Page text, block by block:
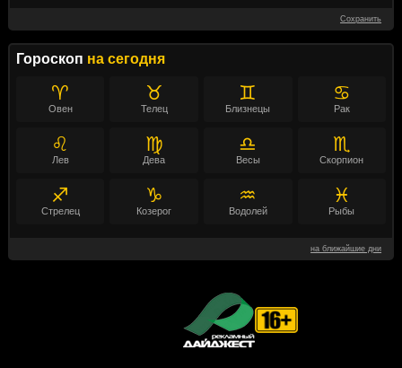
Сохранить
Гороскоп на сегодня
♈
Овен
♉
Телец
♊
Близнецы
♋
Рак
♌
Лев
♍
Дева
♎
Весы
♏
Скорпион
♐
Стрелец
♑
Козерог
♒
Водолей
♓
Рыбы
на ближайшие дни